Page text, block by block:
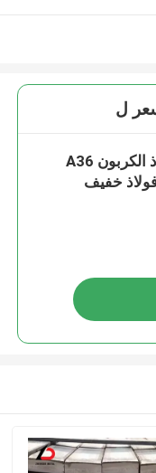
ل
أسود 1095 فولاذ الكربون A36